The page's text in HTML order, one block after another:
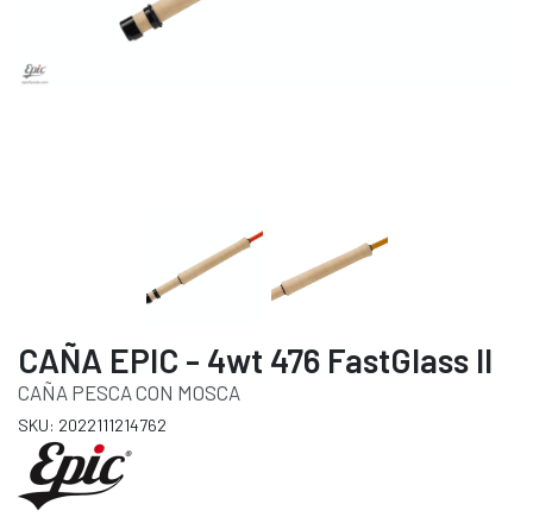
CAÑA EPIC - 4wt 476 FastGlass II
CAÑA PESCA CON MOSCA
SKU: 2022111214762